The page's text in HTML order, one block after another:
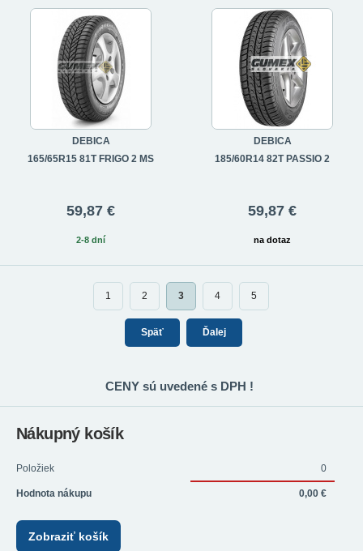
DEBICA
165/65R15 81T FRIGO 2 MS
59,87 €
2-8 dní
DEBICA
185/60R14 82T PASSIO 2
59,87 €
na dotaz
1 2 3 4 5
Späť Ďalej
CENY sú uvedené s DPH !
Nákupný košík
Položiek 0
Hodnota nákupu 0,00 €
Zobraziť košík